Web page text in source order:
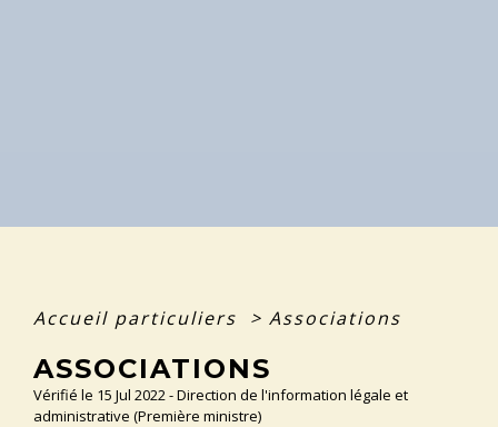
Accueil particuliers > Associations
ASSOCIATIONS
Vérifié le 15 Jul 2022 - Direction de l'information légale et
administrative (Première ministre)